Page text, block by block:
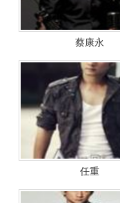
蔡康永
任重